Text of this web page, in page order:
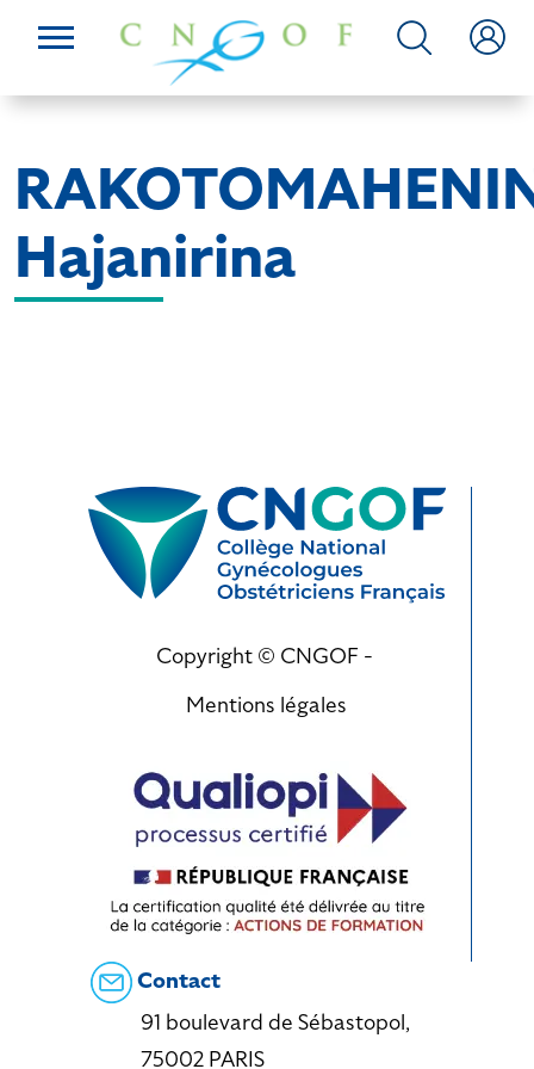
Hajanirina
Copyright © CNGOF -
Mentions légales
Contact
91 boulevard de Sébastopol,
75002 PARIS